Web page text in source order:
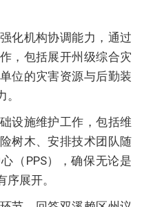
化机构协调能力，通过
，包括展开州级综合灾
位的灾害资源与后勤装
设施维护工作，包括维
树木、安排技术团队随
（PPS），确保无论是
展开。